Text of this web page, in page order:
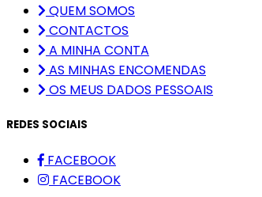
QUEM SOMOS
CONTACTOS
A MINHA CONTA
AS MINHAS ENCOMENDAS
OS MEUS DADOS PESSOAIS
REDES SOCIAIS
FACEBOOK
FACEBOOK